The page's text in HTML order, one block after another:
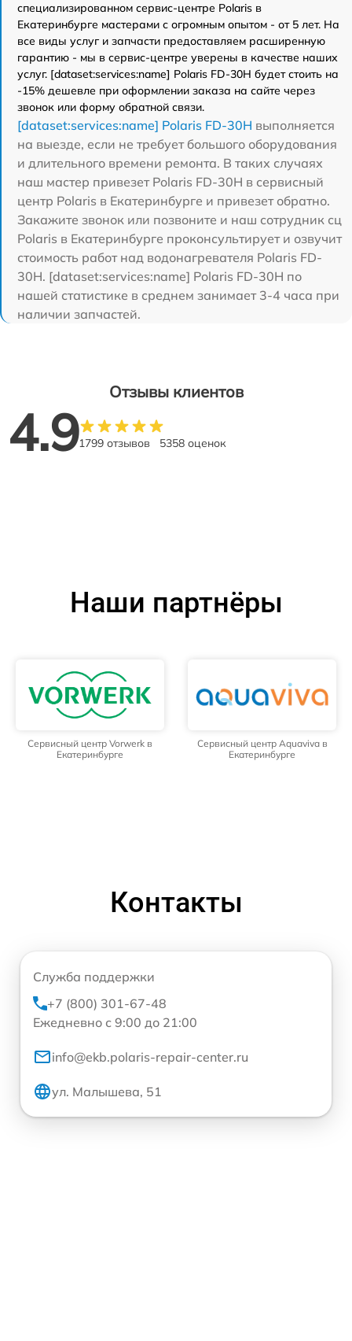
специализированном сервис-центре Polaris в
Екатеринбурге мастерами с огромным опытом - от 5 лет. На
все виды услуг и запчасти предоставляем расширенную
гарантию - мы в сервис-центре уверены в качестве наших
услуг. [dataset:services:name] Polaris FD-30H будет стоить на
-15% дешевле при оформлении заказа на сайте через
звонок или форму обратной связи.
[dataset:services:name] Polaris FD-30H выполняется
на выезде, если не требует большого оборудования
и длительного времени ремонта. В таких случаях
наш мастер привезет Polaris FD-30H в сервисный
центр Polaris в Екатеринбурге и привезет обратно.
Закажите звонок или позвоните и наш сотрудник сц
Polaris в Екатеринбурге проконсультирует и озвучит
стоимость работ над водонагревателя Polaris FD-
30H. [dataset:services:name] Polaris FD-30H по
нашей статистике в среднем занимает 3-4 часа при
наличии запчастей.
Отзывы клиентов
4.91799 отзывов 5358 оценок
Наши партнёры
Сервисный центр Vorwerk в
Екатеринбурге
Сервисный центр Aquaviva в
Екатеринбурге
Контакты
Служба поддержки
+7 (800) 301-67-48
Ежедневно с 9:00 до 21:00
info@ekb.polaris-repair-center.ru
ул. Малышева, 51